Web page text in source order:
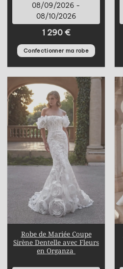
08/09/2026 -
08/10/2026
1 290 €
Confectionner ma robe
Robe de Mariée Coupe
Sirène Dentelle avec Fleurs
en Organza